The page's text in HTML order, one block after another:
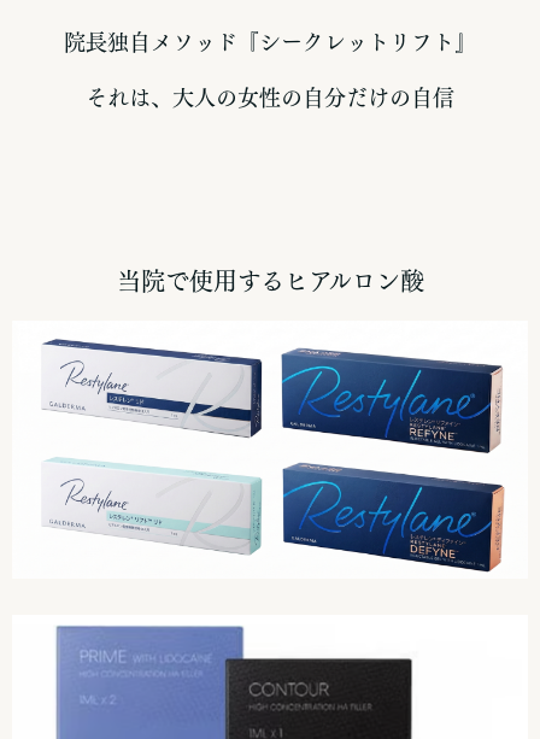
院長独自メソッド『シークレットリフト』
それは、大人の女性の自分だけの自信
当院で使用するヒアルロン酸